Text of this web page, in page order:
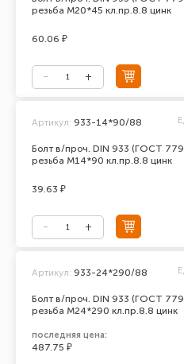
резьба М20*45 кл.пр.8.8 цинк
60.06 ₽
Болт в/проч. DIN 933 (ГОСТ
резьба М14*90 кл.пр.8.8 цинк
Артикул: 933-14*90/88
39.63 ₽
Болт в/проч. DIN 933 (ГОСТ
резьба М24*290 кл.пр.8.8 цинк
Артикул: 933-24*290/88
последняя цена:
487.75 ₽